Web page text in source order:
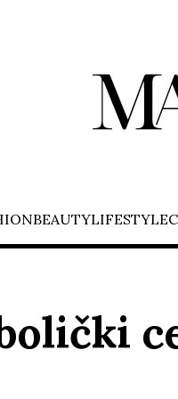
BEAUTYLIFESTYLE